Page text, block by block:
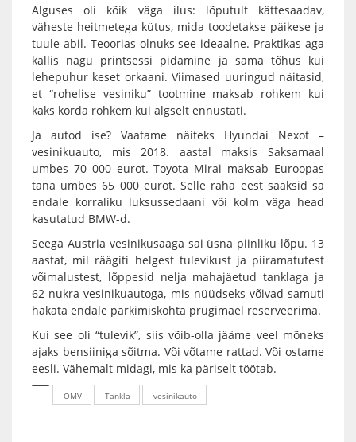
Alguses oli kõik väga ilus: lõputult kättesaadav,
väheste heitmetega kütus, mida toodetakse päikese ja
tuule abil. Teoorias olnuks see ideaalne. Praktikas aga
kallis nagu printsessi pidamine ja sama tõhus kui
lehepuhur keset orkaani. Viimased uuringud näitasid,
et “rohelise vesiniku” tootmine maksab rohkem kui
kaks korda rohkem kui algselt ennustati.
Ja autod ise? Vaatame näiteks Hyundai Nexot –
vesinikuauto, mis 2018. aastal maksis Saksamaal
umbes 70 000 eurot. Toyota Mirai maksab Euroopas
täna umbes 65 000 eurot. Selle raha eest saaksid sa
endale korraliku luksussedaani või kolm väga head
kasutatud BMW-d.
Seega Austria vesinikusaaga sai üsna piinliku lõpu. 13
aastat, mil räägiti helgest tulevikust ja piiramatutest
võimalustest, lõppesid nelja mahajäetud tanklaga ja
62 nukra vesinikuautoga, mis nüüdseks võivad samuti
hakata endale parkimiskohta prügimäel reserveerima.
Kui see oli “tulevik”, siis võib-olla jääme veel mõneks
ajaks bensiiniga sõitma. Või võtame rattad. Või ostame
eesli. Vähemalt midagi, mis ka päriselt töötab.
OMV Tankla vesinikauto